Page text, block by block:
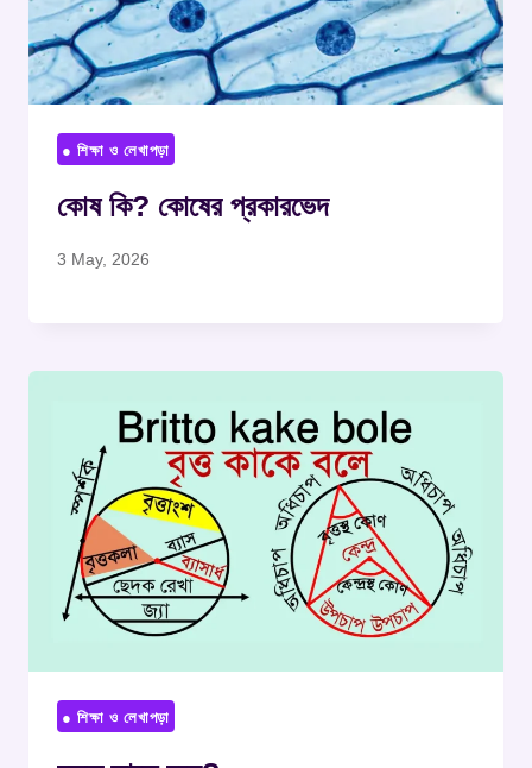
● শিক্ষা ও লেখাপড়া
কোষ কি? কোষের প্রকারভেদ
3 May, 2026
● শিক্ষা ও লেখাপড়া